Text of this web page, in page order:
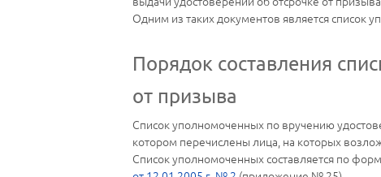
Одним из таких документов является
Порядок составления
от призыва
Список уполномоченных по вручению
котором перечислены лица, на которых
Список уполномоченных составляется по